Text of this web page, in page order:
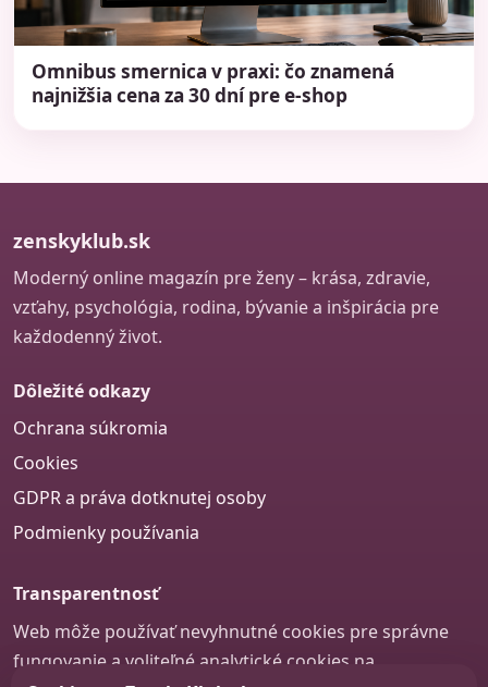
Omnibus smernica v praxi: čo znamená
najnižšia cena za 30 dní pre e-shop
zenskyklub.sk
Moderný online magazín pre ženy – krása, zdravie,
vzťahy, psychológia, rodina, bývanie a inšpirácia pre
každodenný život.
Dôležité odkazy
Ochrana súkromia
Cookies
GDPR a práva dotknutej osoby
Podmienky používania
Transparentnosť
Web môže používať nevyhnutné cookies pre správne
fungovanie a voliteľné analytické cookies na